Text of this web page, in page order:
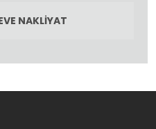
NAKLIYAT